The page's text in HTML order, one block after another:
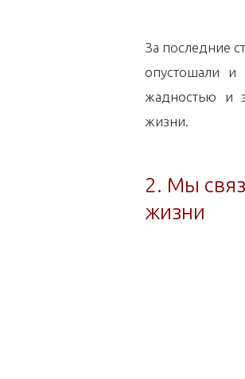
За последние
опустошали и
жадностью и
жизни.
2. Мы
жизни